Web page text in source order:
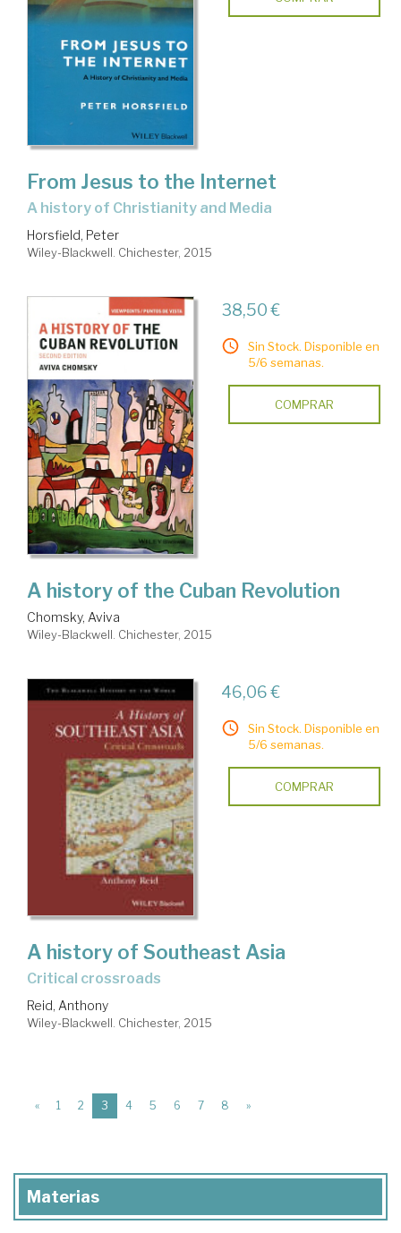
From Jesus to the Internet
a history of Christianity and Media
Horsfield, Peter
Wiley-Blackwell. Chichester, 2015
38,50 €
Sin Stock. Disponible en
5/6 semanas.
COMPRAR
A history of the Cuban Revolution
Chomsky, Aviva
Wiley-Blackwell. Chichester, 2015
46,06 €
Sin Stock. Disponible en
5/6 semanas.
COMPRAR
A history of Southeast Asia
critical crossroads
Reid, Anthony
Wiley-Blackwell. Chichester, 2015
« 1 2 3 (current)
4 5 6 7 8 »
Materias